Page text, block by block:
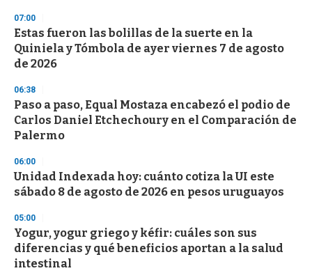
07:00
Estas fueron las bolillas de la suerte en la
Quiniela y Tómbola de ayer viernes 7 de agosto
de 2026
06:38
Paso a paso, Equal Mostaza encabezó el podio de
Carlos Daniel Etchechoury en el Comparación de
Palermo
06:00
Unidad Indexada hoy: cuánto cotiza la UI este
sábado 8 de agosto de 2026 en pesos uruguayos
05:00
Yogur, yogur griego y kéfir: cuáles son sus
diferencias y qué beneficios aportan a la salud
intestinal